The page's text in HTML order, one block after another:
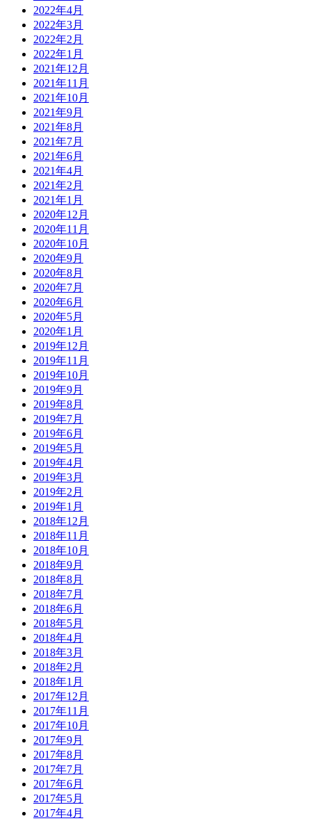
2022年4月
2022年3月
2022年2月
2022年1月
2021年12月
2021年11月
2021年10月
2021年9月
2021年8月
2021年7月
2021年6月
2021年4月
2021年2月
2021年1月
2020年12月
2020年11月
2020年10月
2020年9月
2020年8月
2020年7月
2020年6月
2020年5月
2020年1月
2019年12月
2019年11月
2019年10月
2019年9月
2019年8月
2019年7月
2019年6月
2019年5月
2019年4月
2019年3月
2019年2月
2019年1月
2018年12月
2018年11月
2018年10月
2018年9月
2018年8月
2018年7月
2018年6月
2018年5月
2018年4月
2018年3月
2018年2月
2018年1月
2017年12月
2017年11月
2017年10月
2017年9月
2017年8月
2017年7月
2017年6月
2017年5月
2017年4月